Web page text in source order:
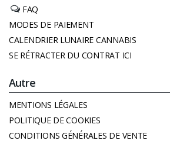
FAQ
MODES DE PAIEMENT
CALENDRIER LUNAIRE CANNABIS
SE RÉTRACTER DU CONTRAT ICI
Autre
MENTIONS LÉGALES
POLITIQUE DE COOKIES
CONDITIONS GÉNÉRALES DE VENTE